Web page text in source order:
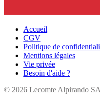
Accueil
CGV
Politique de
Mentions légales
Vie privée
Besoin d'aide ?
© 2026 Lecomte Alpirando